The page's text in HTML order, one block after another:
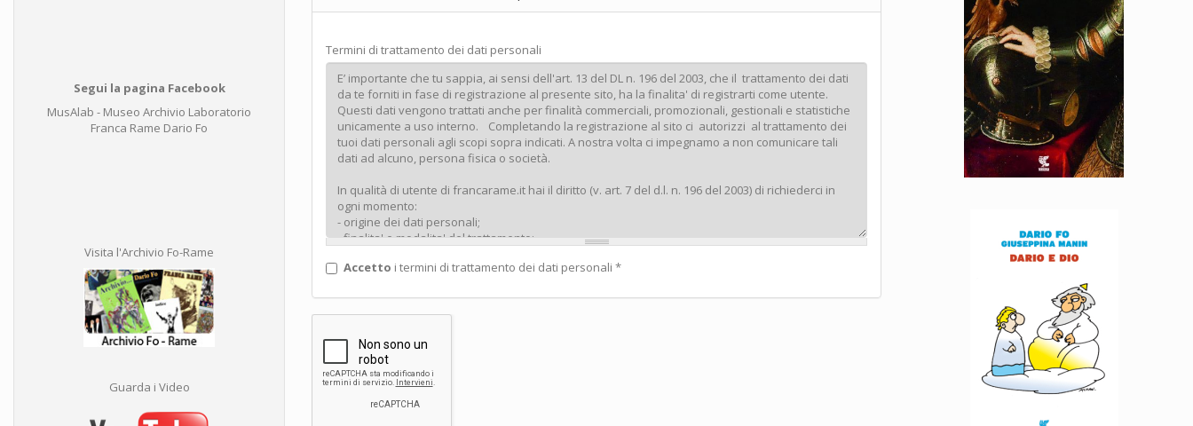
Segui la pagina Facebook
MusAlab - Museo Archivio Laboratorio
Franca Rame Dario Fo
Visita l'Archivio Fo-Rame
Guarda i Video
Termini di trattamento dei dati personali
Accetto i termini di trattamento dei dati personali *